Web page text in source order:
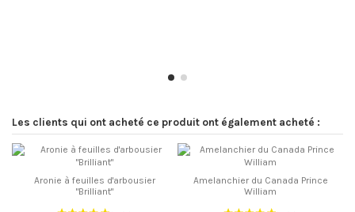
Les clients qui ont acheté ce produit ont également acheté :
Aronie à feuilles d'arbousier
"Brilliant"
Amelanchier du Canada Prince
William